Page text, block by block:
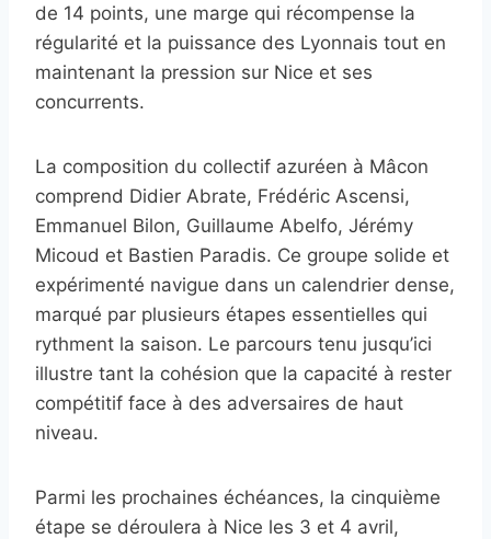
de 14 points, une marge qui récompense la
régularité et la puissance des Lyonnais tout en
maintenant la pression sur Nice et ses
concurrents.
La composition du collectif azuréen à Mâcon
comprend Didier Abrate, Frédéric Ascensi,
Emmanuel Bilon, Guillaume Abelfo, Jérémy
Micoud et Bastien Paradis. Ce groupe solide et
expérimenté navigue dans un calendrier dense,
marqué par plusieurs étapes essentielles qui
rythment la saison. Le parcours tenu jusqu’ici
illustre tant la cohésion que la capacité à rester
compétitif face à des adversaires de haut
niveau.
Parmi les prochaines échéances, la cinquième
étape se déroulera à Nice les 3 et 4 avril,